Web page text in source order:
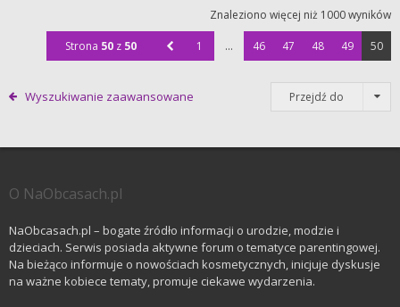
Znaleziono więcej niż 1000 wyników
Strona 50 z 50 1 … 46 47 48 49 50
Wyszukiwanie zaawansowane Przejdź do
O NaObcasach.pl
NaObcasach.pl – bogate źródło informacji o urodzie, modzie i
dzieciach. Serwis posiada aktywne forum o tematyce parentingowej.
Na bieżąco informuje o nowościach kosmetycznych, inicjuje dyskusje
na ważne kobiece tematy, promuje ciekawe wydarzenia.